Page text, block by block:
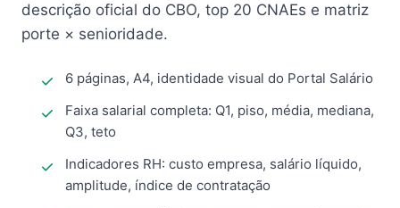
descrição oficial do CBO, top 20 CNAEs e matriz
porte × senioridade.
6 páginas, A4, identidade visual do Portal Salário
Faixa salarial completa: Q1, piso, média, mediana,
Q3, teto
Indicadores RH: custo empresa, salário líquido,
amplitude, índice de contratação